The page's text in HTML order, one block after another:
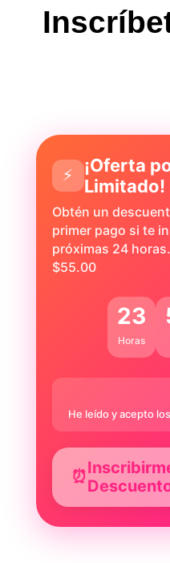
⚡
¡Oferta
Obtén un
primer pago si te
próximas 24 horas.
$55.00
23
Horas
He leído y acepto
⏰